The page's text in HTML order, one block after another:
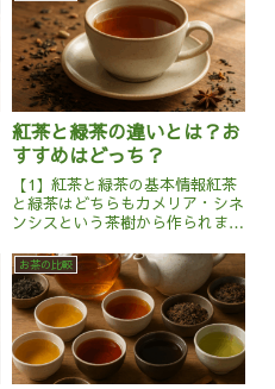
紅茶と緑茶の違いとは？お
すすめはどっち？
【1】紅茶と緑茶の基本情報紅茶
と緑茶はどちらもカメリア・シネ
ンシスという茶樹から作られます
風味や色を持っています。紅茶は
発酵茶であり、その製法では茶葉
を酸化させる工程が含まれます。
これにより、茶葉は赤褐色に変
わ...
お茶の比較